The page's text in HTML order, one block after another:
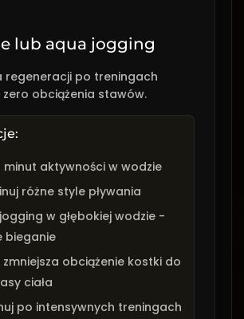
lub aqua jogging
regeneracji po treningach
obciążenia stawów.
aktywności w wodzie
różne style pływania
w głębokiej wodzie -
bieganie
obciążenie kostki do
ciała
po intensywnych treningach